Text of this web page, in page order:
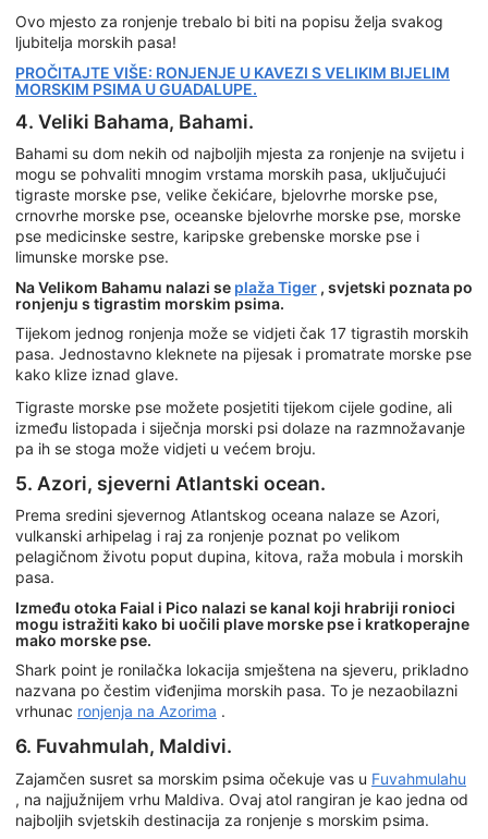
Ovo mjesto za ronjenje trebalo bi biti na popisu želja svakog
ljubitelja morskih pasa!
PROČITAJTE VIŠE: RONJENJE U KAVEZI S VELIKIM BIJELIM
MORSKIM PSIMA U GUADALUPE.
4. Veliki Bahama, Bahami.
Bahami su dom nekih od najboljih mjesta za ronjenje na svijetu i
mogu se pohvaliti mnogim vrstama morskih pasa, uključujući
tigraste morske pse, velike čekićare, bjelovrhe morske pse,
crnovrhe morske pse, oceanske bjelovrhe morske pse, morske
pse medicinske sestre, karipske grebenske morske pse i
limunske morske pse.
Na Velikom Bahamu nalazi se plaža Tiger , svjetski poznata po
ronjenju s tigrastim morskim psima.
Tijekom jednog ronjenja može se vidjeti čak 17 tigrastih morskih
pasa. Jednostavno kleknete na pijesak i promatrate morske pse
kako klize iznad glave.
Tigraste morske pse možete posjetiti tijekom cijele godine, ali
između listopada i siječnja morski psi dolaze na razmnožavanje
pa ih se stoga može vidjeti u većem broju.
5. Azori, sjeverni Atlantski ocean.
Prema sredini sjevernog Atlantskog oceana nalaze se Azori,
vulkanski arhipelag i raj za ronjenje poznat po velikom
pelagičnom životu poput dupina, kitova, raža mobula i morskih
pasa.
Između otoka Faial i Pico nalazi se kanal koji hrabriji ronioci
mogu istražiti kako bi uočili plave morske pse i kratkoperajne
mako morske pse.
Shark point je ronilačka lokacija smještena na sjeveru, prikladno
nazvana po čestim viđenjima morskih pasa. To je nezaobilazni
vrhunac ronjenja na Azorima .
6. Fuvahmulah, Maldivi.
Zajamčen susret sa morskim psima očekuje vas u Fuvahmulahu
, na najjužnijem vrhu Maldiva. Ovaj atol rangiran je kao jedna od
najboljih svjetskih destinacija za ronjenje s morskim psima.